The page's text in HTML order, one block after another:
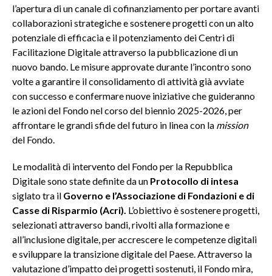
l’apertura di un canale di cofinanziamento per portare avanti
collaborazioni strategiche e sostenere progetti con un alto
potenziale di efficacia e il potenziamento dei Centri di
Facilitazione Digitale attraverso la pubblicazione di un
nuovo bando. Le misure approvate durante l’incontro sono
volte a garantire il consolidamento di attività già avviate
con successo e confermare nuove iniziative che guideranno
le azioni del Fondo nel corso del biennio 2025-2026, per
affrontare le grandi sfide del futuro in linea con la mission
del Fondo.
Le modalità di intervento del Fondo per la Repubblica
Digitale sono state definite da un Protocollo di intesa
siglato tra il Governo e l’Associazione di Fondazioni e di
Casse di Risparmio (Acri). L’obiettivo è sostenere progetti,
selezionati attraverso bandi, rivolti alla formazione e
all’inclusione digitale, per accrescere le competenze digitali
e sviluppare la transizione digitale del Paese. Attraverso la
valutazione d’impatto dei progetti sostenuti, il Fondo mira,